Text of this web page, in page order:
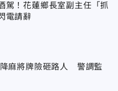
駕！花蓮鄉長室副主任「抓
電請辭
麻將牌險砸路人 警調監